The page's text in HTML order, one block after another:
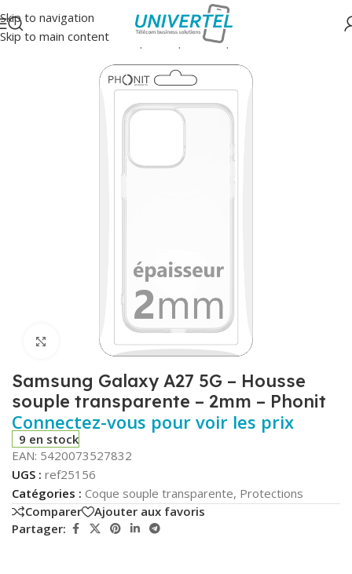
Skip to navigation
Skip to main content
Accueil/Protections Coque souple transparente
Click to enlarge
Samsung Galaxy A27 5G – Housse
souple transparente – 2mm – Phonit
Connectez-vous pour voir les prix
9 en stock
EAN: 5420073527832
UGS : ref25156
Catégories : Coque souple transparente, Protections
Comparer
Ajouter aux favoris
Partager: